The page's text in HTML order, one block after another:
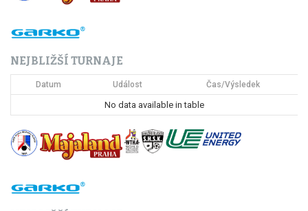
NEJBLIŽŠÍ TURNAJE
Datum Událost Čas/Výsledek
No data available in table